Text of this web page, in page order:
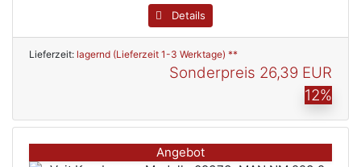
Details
Lieferzeit: lagernd (Lieferzeit 1-3 Werktage) **
Sonderpreis 26,39 EUR
12%
Angebot